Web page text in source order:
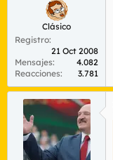
m
Clásico
Registro
21 Oct 2008
Mensajes
4.082
Reacciones
3.781